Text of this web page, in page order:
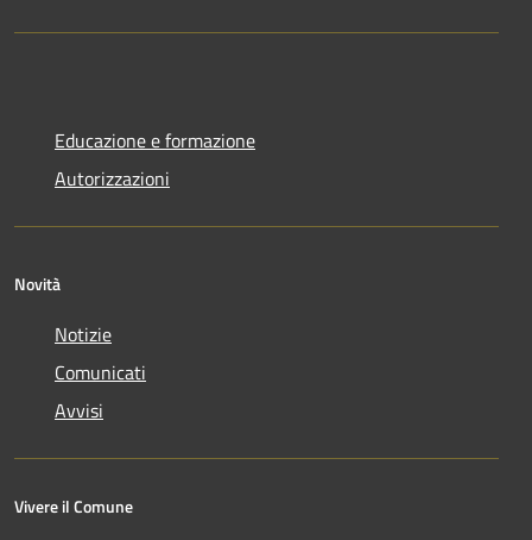
Educazione e formazione
Autorizzazioni
Novità
Notizie
Comunicati
Avvisi
Vivere il Comune